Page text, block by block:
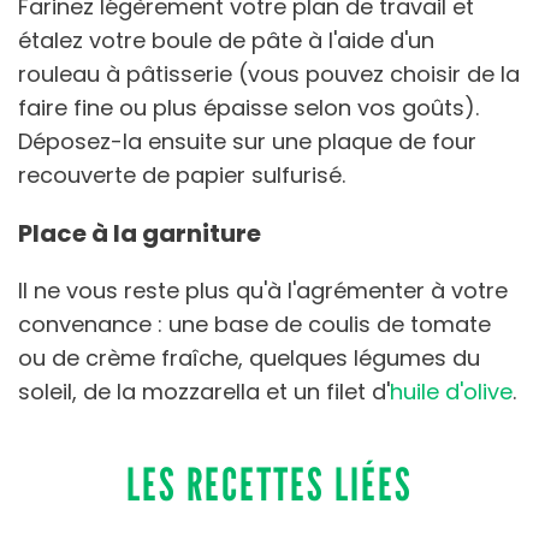
Farinez légèrement votre plan de travail et
étalez votre boule de pâte à l'aide d'un
rouleau à pâtisserie (vous pouvez choisir de la
faire fine ou plus épaisse selon vos goûts).
Déposez-la ensuite sur une plaque de four
recouverte de papier sulfurisé.
Place à la garniture
Il ne vous reste plus qu'à l'agrémenter à votre
convenance : une base de coulis de tomate
ou de crème fraîche, quelques légumes du
soleil, de la mozzarella et un filet d'huile d'olive.
LES RECETTES LIÉES